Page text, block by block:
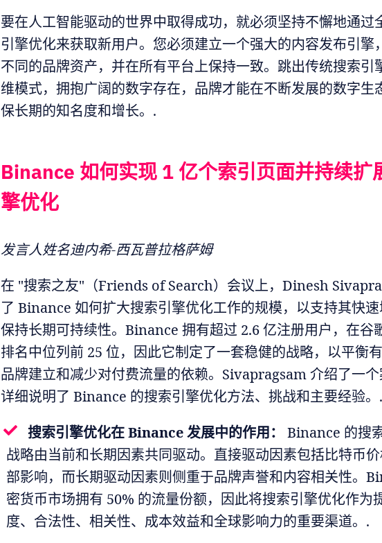
要在人工智能驱动的世界中取得成功，就必须坚持不懈地通过
引擎优化来获取新用户。您必须建立一个强大的内容发布引擎
不同的品牌资产，并在所有平台上保持一致。跳出传统搜索引
维模式，拥抱广阔的数字存在，品牌才能在不断发展的数字生
保长期的知名度和增长。.
Binance 如何实现 1 亿个索引页面并持续扩
擎优化
发言人姓名迪内希-西瓦普拉格萨姆
在 "搜索之友"（Friends of Search）会议上，Dinesh
了 Binance 如何扩大搜索引擎优化工作的规模，以支持其快
保持长期可持续性。Binance 拥有超过 2.6 亿注册用户，在谷
排名中位列前 25 位，因此它制定了一套稳健的战略，以平衡有
品牌建立和减少对付费流量的依赖。Sivapragsam 介绍了一个
详细说明了 Binance 的搜索引擎优化方法、挑战和主要经验。.
搜索引擎优化在 Binance 发展中的作用：
Binance 的搜
战略由当前和长期因素共同驱动。直接驱动因素包括比特币
部影响，而长期驱动因素则侧重于品牌声誉和内容相关性。
密货币市场拥有 50% 的流量份额，因此将搜索引擎优化作为
度、合法性、相关性、成本效益和全球影响力的重要渠道。.